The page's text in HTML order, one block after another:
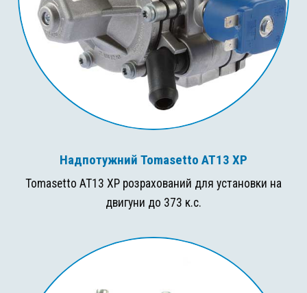
Надпотужний Tomasetto AT13 XP
Tomasetto AT13 XP розрахований для установки на
двигуни до 373 к.с.